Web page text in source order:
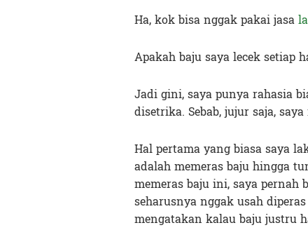
Ha, kok bisa nggak pakai jasa
Apakah baju saya lecek setiap
Jadi gini, saya punya rahasia
disetrika. Sebab, jujur saja,
Hal pertama yang biasa saya
adalah memeras baju hingga
memeras baju ini, saya pernah
seharusnya nggak usah
mengatakan kalau baju justru